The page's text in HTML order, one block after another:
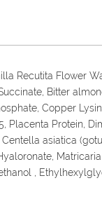
Recutita Flower
Bitter
Copper
Placenta Protein,
Centella asiatica
,